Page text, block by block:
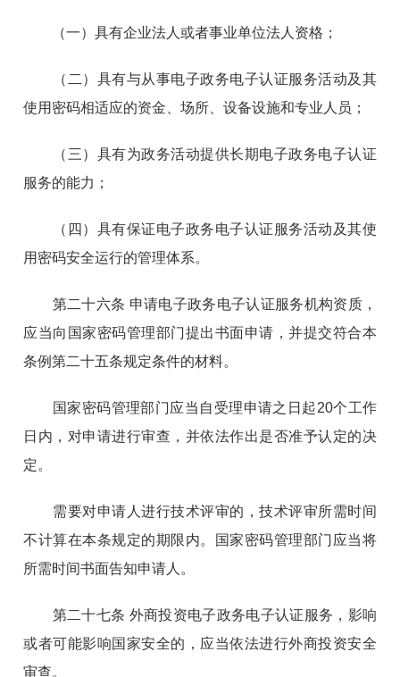
（一）具有企业法人或者事业单位法人资格；
（二）具有与从事电子政务电子认证服务活动及其
使用密码相适应的资金、场所、设备设施和专业人员；
（三）具有为政务活动提供长期电子政务电子认证
服务的能力；
（四）具有保证电子政务电子认证服务活动及其使
用密码安全运行的管理体系。
第二十六条 申请电子政务电子认证服务机构资质，
应当向国家密码管理部门提出书面申请，并提交符合本
条例第二十五条规定条件的材料。
国家密码管理部门应当自受理申请之日起20个工作
日内，对申请进行审查，并依法作出是否准予认定的决
定。
需要对申请人进行技术评审的，技术评审所需时间
不计算在本条规定的期限内。国家密码管理部门应当将
所需时间书面告知申请人。
第二十七条 外商投资电子政务电子认证服务，影响
或者可能影响国家安全的，应当依法进行外商投资安全
审查。